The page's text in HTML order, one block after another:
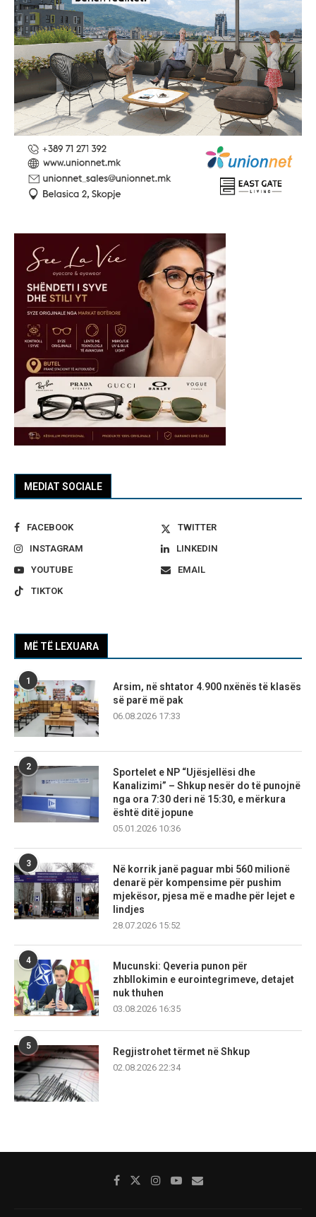
MEDIAT SOCIALE
FACEBOOK
TWITTER
INSTAGRAM
LINKEDIN
YOUTUBE
EMAIL
TIKTOK
MË TË LEXUARA
1
Arsim, në shtator 4.900 nxënës të klasës
së parë më pak
06.08.2026 17:33
2
Sportelet e NP “Ujësjellësi dhe
Kanalizimi” – Shkup nesër do të punojnë
nga ora 7:30 deri në 15:30, e mërkura
është ditë jopune
05.01.2026 10:36
3
Në korrik janë paguar mbi 560 milionë
denarë për kompensime për pushim
mjekësor, pjesa më e madhe për lejet e
lindjes
28.07.2026 15:52
4
Mucunski: Qeveria punon për
zhbllokimin e eurointegrimeve, detajet
nuk thuhen
03.08.2026 16:35
5
Regjistrohet tërmet në Shkup
02.08.2026 22:34